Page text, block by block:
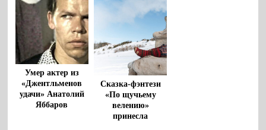
и комедии
Умер актер из
«Джентльменов
удачи» Анатолий
Яббаров
Сказка-фэнтези
«По щучьему
велению»
принесла